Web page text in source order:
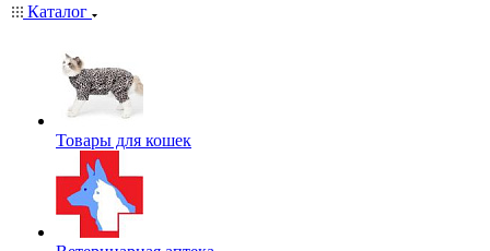
Каталог
Товары для кошек